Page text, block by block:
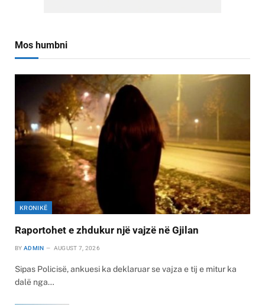
Mos humbni
KRONIKË
Raportohet e zhdukur një vajzë në Gjilan
BY ADMIN AUGUST 7, 2026
Sipas Policisë, ankuesi ka deklaruar se vajza e tij e mitur ka
dalë nga…